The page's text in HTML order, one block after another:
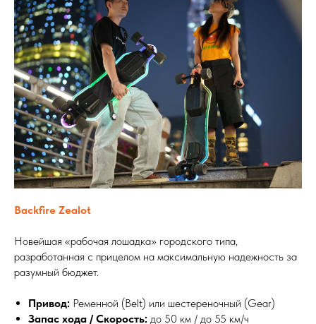
Backfire Zealot
Новейшая «рабочая лошадка» городского типа,
разработанная с прицелом на максимальную надежность за
разумный бюджет.
Привод: Ременной (Belt) или шестереночный (Gear)
Запас хода / Скорость: до 50 км / до 55 км/ч